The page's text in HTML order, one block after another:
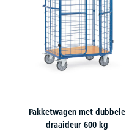
Pakketwagen met dubbele
draaideur 600 kg